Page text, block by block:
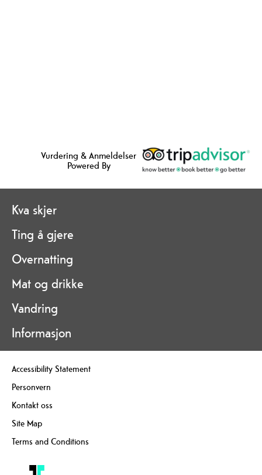
Vurdering & Anmeldelser
Powered By
Kva skjer
Ting å gjere
Overnatting
Mat og drikke
Vandring
Informasjon
Accessibility Statement
Personvern
Kontakt oss
Site Map
Terms and Conditions